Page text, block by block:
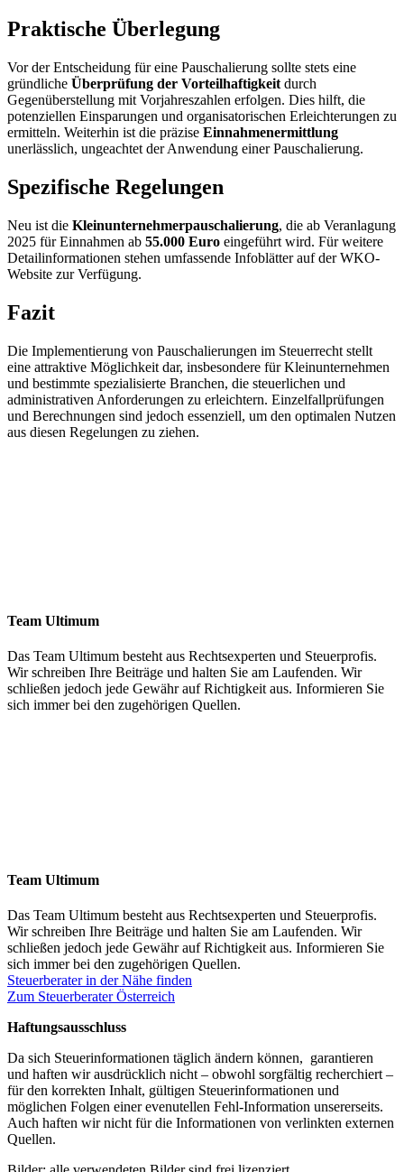
Praktische Überlegung
Vor der Entscheidung für eine Pauschalierung sollte stets eine
gründliche Überprüfung der Vorteilhaftigkeit durch
Gegenüberstellung mit Vorjahreszahlen erfolgen. Dies hilft, die
potenziellen Einsparungen und organisatorischen Erleichterungen zu
ermitteln. Weiterhin ist die präzise Einnahmenermittlung
unerlässlich, ungeachtet der Anwendung einer Pauschalierung.
Spezifische Regelungen
Neu ist die Kleinunternehmerpauschalierung, die ab Veranlagung
2025 für Einnahmen ab 55.000 Euro eingeführt wird. Für weitere
Detailinformationen stehen umfassende Infoblätter auf der WKO-
Website zur Verfügung.
Fazit
Die Implementierung von Pauschalierungen im Steuerrecht stellt
eine attraktive Möglichkeit dar, insbesondere für Kleinunternehmen
und bestimmte spezialisierte Branchen, die steuerlichen und
administrativen Anforderungen zu erleichtern. Einzelfallprüfungen
und Berechnungen sind jedoch essenziell, um den optimalen Nutzen
aus diesen Regelungen zu ziehen.
Team Ultimum
Das Team Ultimum besteht aus Rechtsexperten und Steuerprofis.
Wir schreiben Ihre Beiträge und halten Sie am Laufenden. Wir
schließen jedoch jede Gewähr auf Richtigkeit aus. Informieren Sie
sich immer bei den zugehörigen Quellen.
Team Ultimum
Das Team Ultimum besteht aus Rechtsexperten und Steuerprofis.
Wir schreiben Ihre Beiträge und halten Sie am Laufenden. Wir
schließen jedoch jede Gewähr auf Richtigkeit aus. Informieren Sie
sich immer bei den zugehörigen Quellen.
Steuerberater in der Nähe finden
Zum Steuerberater Österreich
Haftungsausschluss
Da sich Steuerinformationen täglich ändern können, garantieren
und haften wir ausdrücklich nicht – obwohl sorgfältig recherchiert –
für den korrekten Inhalt, gültigen Steuerinformationen und
möglichen Folgen einer evenutellen Fehl-Information unsererseits.
Auch haften wir nicht für die Informationen von verlinkten externen
Quellen.